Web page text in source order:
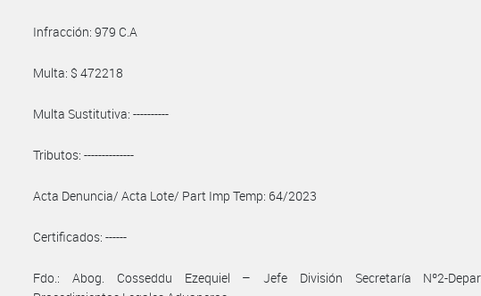
Infracción: 979 C.A
Multa: $ 472218
Multa Sustitutiva: ----------
Tributos: --------------
Acta Denuncia/ Acta Lote/ Part Imp Temp: 64/2023
Certificados: ------
Fdo.: Abog. Cosseddu Ezequiel – Jefe División Secretaría Nº2-